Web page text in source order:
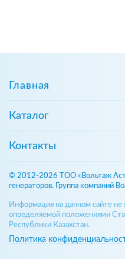
Главная
Каталог
Контакты
© 2012-2026 ТОО «Вольтаж
генераторов. Группа компаний
Информация на данном сайте не
определяемой положениями
Республики Казахстан.
Политика